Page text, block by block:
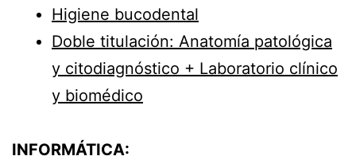
Higiene bucodental
Doble titulación: Anatomía patológica
y citodiagnóstico + Laboratorio clínico
y biomédico
INFORMÁTICA: